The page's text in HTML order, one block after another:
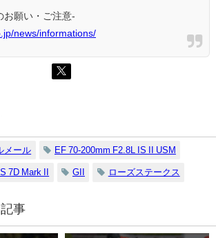
お願い・ご注意-
news/informations/
メール EF 70-200mm F2.8L IS II USM
7D Mark II GII ローズステークス
事